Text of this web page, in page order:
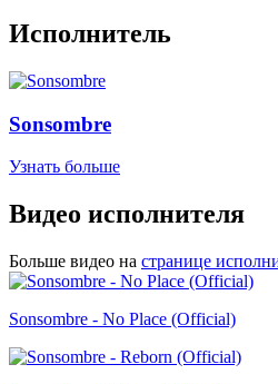
Исполнитель
Sonsombre
Узнать больше
Видео исполнителя
Больше видео на странице
Sonsombre - No Place (Official)